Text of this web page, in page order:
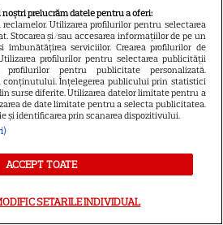
Ce este oțetul de orez și în ce
preparate se folosește
Ce este săpunul de Marsilia și
la ce se folosește
prelucrăm datele pentru a oferi:
Utilizarea profilurilor pentru selectarea
Stocarea și/sau accesarea informațiilor de pe un
îmbunătățirea serviciilor. Crearea profilurilor de
profilurilor pentru selectarea publicității
profilurilor pentru publicitate personalizată.
conținutului. Înțelegerea publicului prin statistici
surse diferite. Utilizarea datelor limitate pentru a
de date limitate pentru a selecta publicitatea.
și identificarea prin scanarea dispozitivului.
ACCEPT TOATE
SETARILE INDIVIDUAL